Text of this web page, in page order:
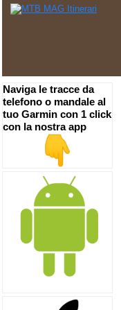
Naviga le tracce da
telefono o mandale al
tuo Garmin con 1 click
con la nostra app